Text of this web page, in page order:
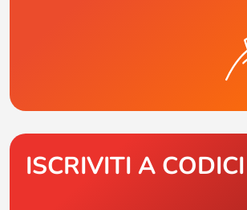
ISCRIVITI A CODICI